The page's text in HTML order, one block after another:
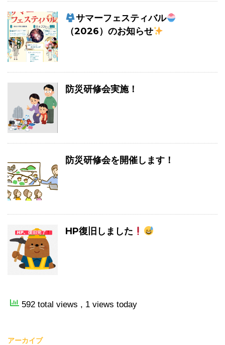
サマーフェスティバル
（2026）のお知らせ
防災研修会実施！
防災研修会を開催します！
HP復旧しました
592 total views , 1 views today
アーカイブ